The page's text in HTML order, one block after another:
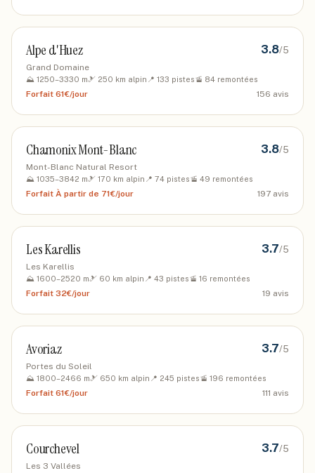
Alpe d'Huez
Grand Domaine
3.8/5
⛰️ 1250–3330 m🎿 250 km alpin 📍 133 pistes🚡 84 remontées
Forfait 61€/jour 156 avis
Chamonix Mont-Blanc
Mont-Blanc Natural Resort
3.8/5
⛰️ 1035–3842 m🎿 170 km alpin 📍 74 pistes🚡 49 remontées
Forfait À partir de 71€/jour 197 avis
Les Karellis
Les Karellis
3.7/5
⛰️ 1600–2520 m🎿 60 km alpin 📍 43 pistes🚡 16 remontées
Forfait 32€/jour 19 avis
Avoriaz
Portes du Soleil
3.7/5
⛰️ 1800–2466 m🎿 650 km alpin 📍 245 pistes🚡 196 remontées
Forfait 61€/jour 111 avis
Courchevel
Les 3 Vallées
3.7/5